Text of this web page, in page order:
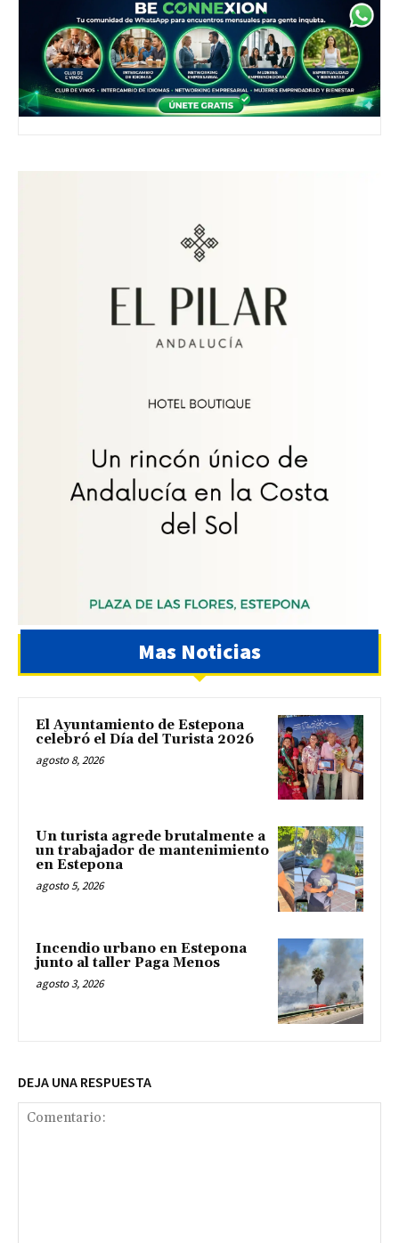
Mas Noticias
El Ayuntamiento de Estepona
celebró el Día del Turista 2026
agosto 8, 2026
Un turista agrede brutalmente a
un trabajador de mantenimiento
en Estepona
agosto 5, 2026
Incendio urbano en Estepona
junto al taller Paga Menos
agosto 3, 2026
DEJA UNA RESPUESTA